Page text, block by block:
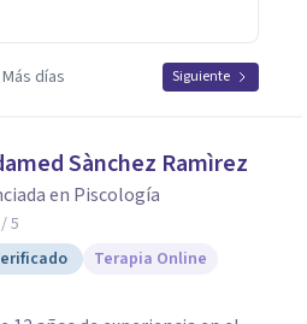
Más días Siguiente
Sànchez Ramìrez
en Piscología
/ 5
Terapia Online